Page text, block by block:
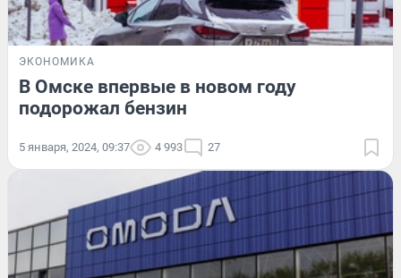
ЭКОНОМИКА
В Омске впервые в новом году
подорожал бензин
5 января, 2024, 09:37 4 993 27